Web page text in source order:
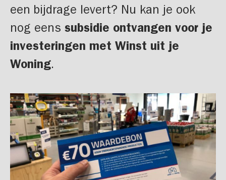
een bijdrage levert? Nu kan je ook
nog eens subsidie ontvangen voor je
investeringen met Winst uit je
Woning.